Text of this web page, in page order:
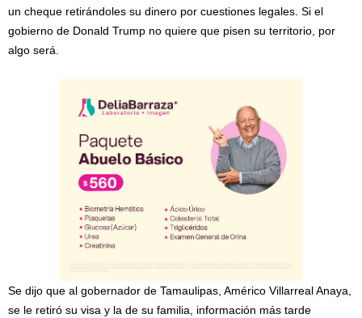
un cheque retirándoles su dinero por cuestiones legales. Si el
gobierno de Donald Trump no quiere que pisen su territorio, por
algo será.
Se dijo que al gobernador de Tamaulipas, Américo Villarreal Anaya,
se le retiró su visa y la de su familia, información más tarde